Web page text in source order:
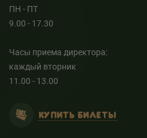
ПН - ПТ
9.00 - 17.30
Часы приема директора:
каждый вторник
11.00 - 13.00
КУПИТЬ БИЛЕТЫ